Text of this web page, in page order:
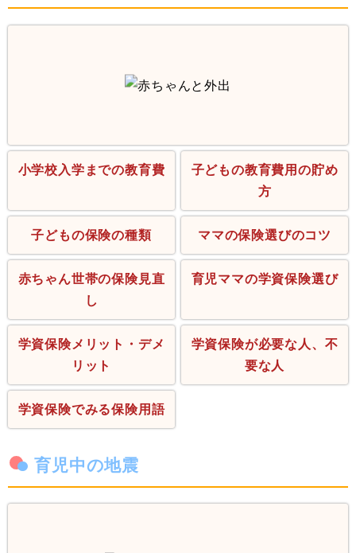
小学校入学までの教育費
子どもの教育費用の貯め
方
子どもの保険の種類 ママの保険選びのコツ
赤ちゃん世帯の保険見直
し
育児ママの学資保険選び
学資保険メリット・デメ
リット
学資保険が必要な人、不
要な人
学資保険でみる保険用語
育児中の地震